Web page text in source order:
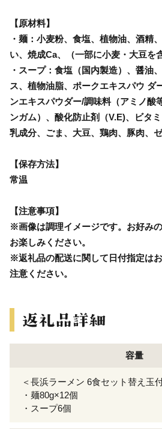
【原材料】
・麺：小麦粉、食塩、植物油、酒精
い、焼成Ca、（一部に小麦・大豆を
・スープ：食塩（国内製造）、醤油
ス、植物油脂、ポークエキスパウ ダ
ンエキスパウダー/調味料（アミノ酸
ンガム）、酸化防止剤（V.E)、ビタ
乳成分、ごま、大豆、鶏肉、豚肉、ゼ
【保存方法】
常温
【注意事項】
※画像は調理イメージです。お好み
お楽しみください。
※返礼品の配送に関して日付指定は
注意ください。
容量
＜長浜ラーメン 6食セット替え玉
・麺80g×12個
・スープ6個